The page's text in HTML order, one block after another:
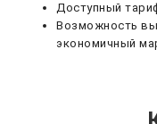
Доступный
Возможность
экономичный